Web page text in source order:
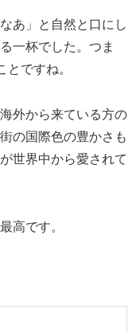
あ」と自然と口にし
一杯でした。つま
とですね。
外から来ている方の
の国際色の豊かさも
世界中から愛されて
高です。